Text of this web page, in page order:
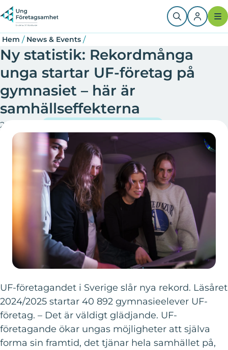
Hoppa
till
huvudinnehåll
Länkstig
Hem / News & Events /
Ny statistik: Rekordmånga
unga startar UF-företag på
gymnasiet – här är
samhällseffekterna
2025-01-21
UF-företagandet i Sverige slår nya rekord. Läsåret
2024/2025 startar 40 892 gymnasieelever UF-
företag. – Det är väldigt glädjande. UF-
företagande ökar ungas möjligheter att själva
forma sin framtid, det tjänar hela samhället på,